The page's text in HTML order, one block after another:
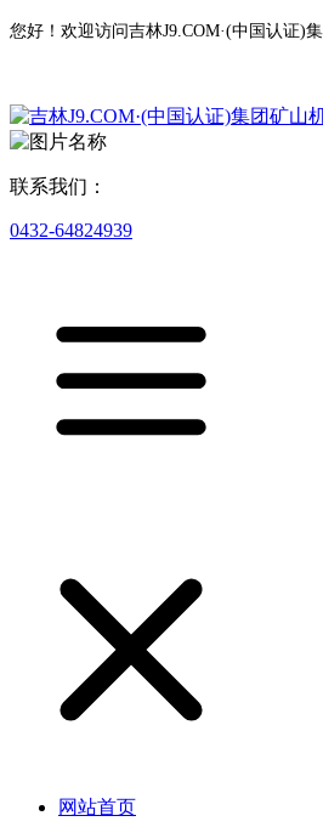
您好！欢迎访问吉林J9.COM·(中国认证)
联系我们：
0432-64824939
网站首页